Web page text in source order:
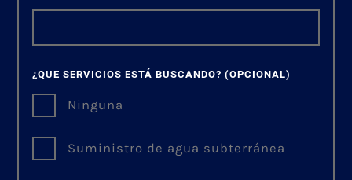
¿QUE SERVICIOS ESTÁ BUSCANDO?(OPCIONAL)
Ninguna
Suministro de agua subterránea